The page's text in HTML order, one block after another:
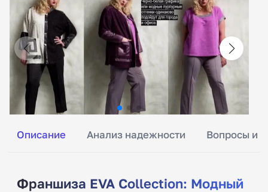
Описание Анализ надежности Вопросы и
Франшиза EVA Collection: Модный